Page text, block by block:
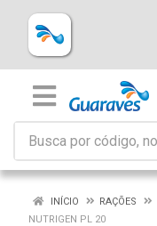
INÍCIO RAÇÕES
NUTRIGEN PL 20